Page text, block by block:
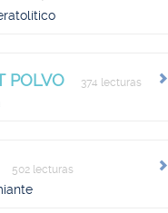
POLVO 374 lecturas
502 lecturas